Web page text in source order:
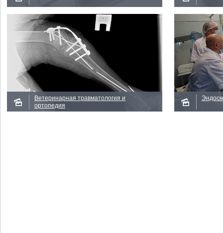
Смотреть
Ветеринарная травматология и
ортопедия